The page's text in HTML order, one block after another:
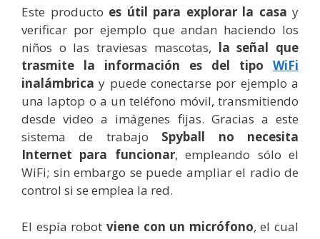
Este producto es útil para explorar la casa y
verificar por ejemplo que andan haciendo los
niños o las traviesas mascotas, la señal que
trasmite la información es del tipo WiFi
inalámbrica y puede conectarse por ejemplo a
una laptop o a un teléfono móvil, transmitiendo
desde video a imágenes fijas. Gracias a este
sistema de trabajo Spyball no necesita
Internet para funcionar, empleando sólo el
WiFi; sin embargo se puede ampliar el radio de
control si se emplea la red.
El espía robot viene con un micrófono, el cual